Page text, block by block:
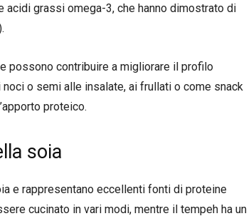
grassi omega-3, che hanno dimostrato di
possono contribuire a migliorare il profilo
o semi alle insalate, ai frullati o come snack
proteico.
soia
e rappresentano eccellenti fonti di proteine
cucinato in vari modi, mentre il tempeh ha un